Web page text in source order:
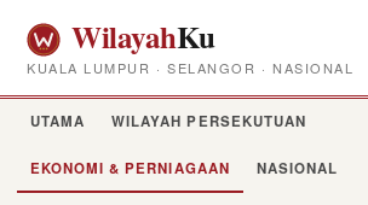
WilayahKu
KUALA LUMPUR · SELANGOR · NASIONAL
UTAMA WILAYAH PERSEKUTUAN
EKONOMI & PERNIAGAAN NASIONAL